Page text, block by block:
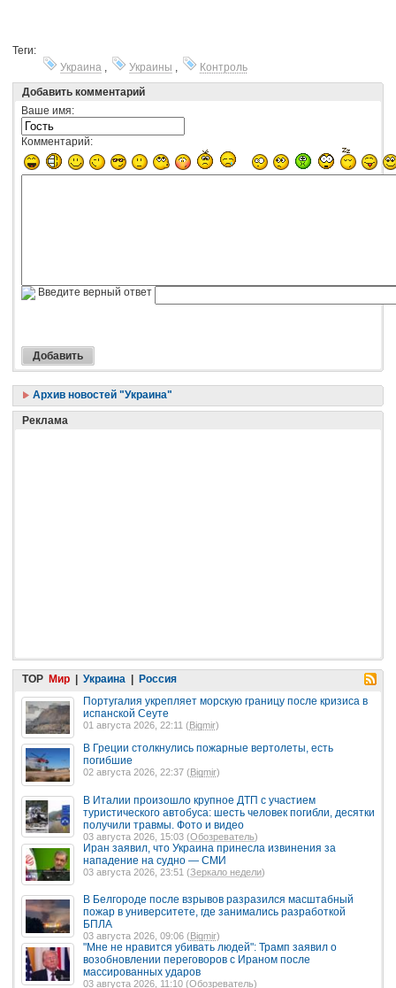
Теги:
Украина , Украины ,
Контроль
Добавить комментарий
Ваше имя:
Комментарий:
Введите верный ответ
Архив новостей "Украина"
Реклама
TOP Мир | Украина | Россия
Португалия укрепляет морскую границу после кризиса в
испанской Сеуте
01 августа 2026, 22:11 (Bigmir)
В Греции столкнулись пожарные вертолеты, есть
погибшие
02 августа 2026, 22:37 ( Bigmir)
В Италии произошло крупное ДТП с участием
туристического автобуса: шесть человек погибли, десятки
получили травмы. Фото и видео
03 августа 2026, 15:03 (Обозреватель)
Иран заявил, что Украина принесла извинения за
нападение на судно — СМИ
03 августа 2026, 23:51 (Зеркало недели)
В Белгороде после взрывов разразился масштабный
пожар в университете, где занимались разработкой
БПЛА
03 августа 2026, 09:06 ( Bigmir)
"Мне не нравится убивать людей": Трамп заявил о
возобновлении переговоров с Ираном после
массированных ударов
03 августа 2026, 11:10 (Обозреватель)